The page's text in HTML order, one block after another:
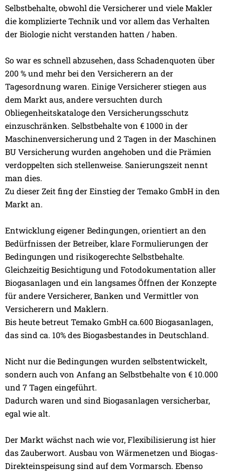
Selbstbehalte, obwohl die Versicherer und viele Makler
die komplizierte Technik und vor allem das Verhalten
der Biologie nicht verstanden hatten / haben.
So war es schnell abzusehen, dass Schadenquoten über
200 % und mehr bei den Versicherern an der
Tagesordnung waren. Einige Versicherer stiegen aus
dem Markt aus, andere versuchten durch
Obliegenheitskataloge den Versicherungsschutz
einzuschränken. Selbstbehalte von € 1000 in der
Maschinenversicherung und 2 Tagen in der Maschinen
BU Versicherung wurden angehoben und die Prämien
verdoppelten sich stellenweise. Sanierungszeit nennt
man dies.
Zu dieser Zeit fing der Einstieg der Temako GmbH in den
Markt an.
Entwicklung eigener Bedingungen, orientiert an den
Bedürfnissen der Betreiber, klare Formulierungen der
Bedingungen und risikogerechte Selbstbehalte.
Gleichzeitig Besichtigung und Fotodokumentation aller
Biogasanlagen und ein langsames Öffnen der Konzepte
für andere Versicherer, Banken und Vermittler von
Versicherern und Maklern.
Bis heute betreut Temako GmbH ca.600 Biogasanlagen,
das sind ca. 10% des Biogasbestandes in Deutschland.
Nicht nur die Bedingungen wurden selbstentwickelt,
sondern auch von Anfang an Selbstbehalte von € 10.000
und 7 Tagen eingeführt.
Dadurch waren und sind Biogasanlagen versicherbar,
egal wie alt.
Der Markt wächst nach wie vor, Flexibilisierung ist hier
das Zauberwort. Ausbau von Wärmenetzen und Biogas-
Direkteinspeisung sind auf dem Vormarsch. Ebenso